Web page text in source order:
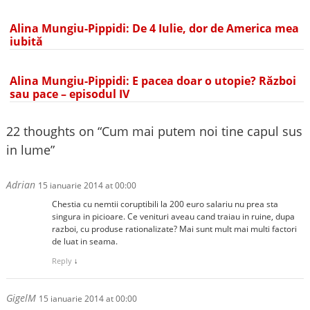
Alina Mungiu-Pippidi: De 4 Iulie, dor de America mea
iubită
Alina Mungiu-Pippidi: E pacea doar o utopie? Război
sau pace – episodul IV
22 thoughts on “Cum mai putem noi tine capul sus
in lume”
Adrian 15 ianuarie 2014 at 00:00
Chestia cu nemtii coruptibili la 200 euro salariu nu prea sta
singura in picioare. Ce venituri aveau cand traiau in ruine, dupa
razboi, cu produse rationalizate? Mai sunt mult mai multi factori
de luat in seama.
Reply ↓
GigelM 15 ianuarie 2014 at 00:00